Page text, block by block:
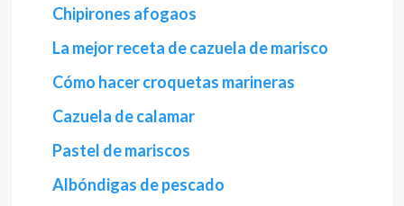
Chipirones afogaos
La mejor receta de cazuela de marisco
Cómo hacer croquetas marineras
Cazuela de calamar
Pastel de mariscos
Albóndigas de pescado